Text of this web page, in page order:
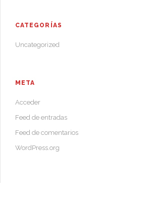
CATEGORÍAS
Uncategorized
META
Acceder
Feed de entradas
Feed de comentarios
WordPress.org